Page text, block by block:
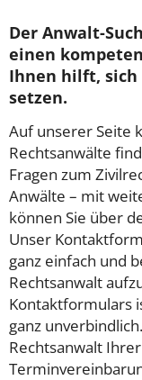
Der Anwalt-
einen
Ihnen hilft, sich
setzen.
Auf unserer Seite
Rechtsanwälte
Fragen zum
Anwälte – mit
können Sie über
Unser
ganz einfach und
Rechtsanwalt
Kontaktformulars
ganz
Rechtsanwalt